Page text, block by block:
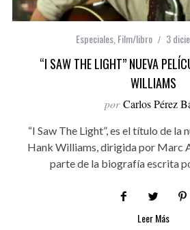
Especiales, Film/libro 3
“I SAW THE LIGHT” NUEVA
WILLIAMS
por Carlos Pérez
“I Saw The Light”, es el título de la
Hank Williams, dirigida por Marc
parte de la biografía escrita
Leer Más